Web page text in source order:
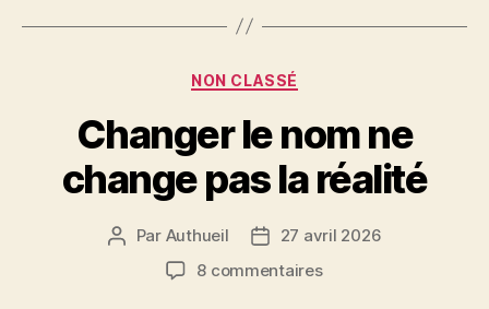
Catégories
NON CLASSÉ
Changer le nom ne
change pas la réalité
Auteur
l’article
Par Authueil
Date27 avril 2026
8 commentairessur